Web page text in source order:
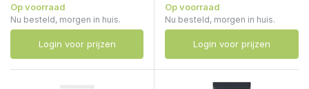
Op voorraad
Nu besteld, morgen in huis.
Login voor prijzen
Op voorraad
Nu besteld, morgen in huis.
Login voor prijzen